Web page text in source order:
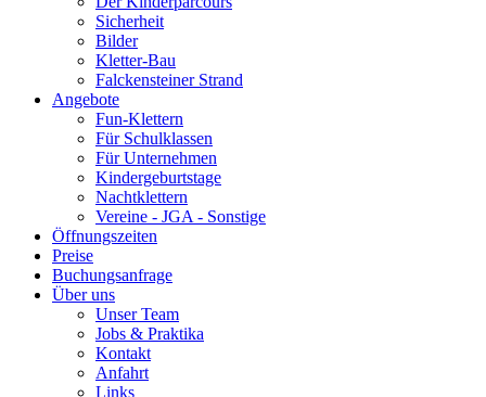
Sicherheit
Bilder
Kletter-Bau
Falckensteiner Strand
Angebote
Fun-Klettern
Für Schulklassen
Für Unternehmen
Kindergeburtstage
Nachtklettern
Vereine - JGA - Sonstige
Öffnungszeiten
Preise
Buchungsanfrage
Über uns
Unser Team
Jobs & Praktika
Kontakt
Anfahrt
Links